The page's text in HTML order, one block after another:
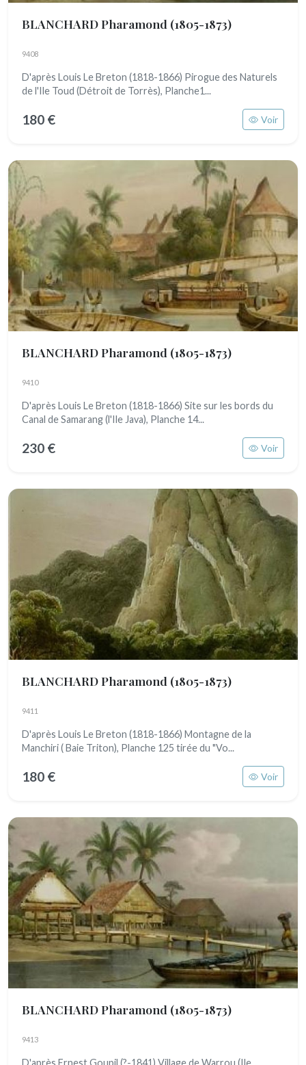
BLANCHARD Pharamond (1805-1873)
9408
D'après Louis Le Breton (1818-1866) Pirogue des Naturels
de l'Ile Toud (Détroit de Torrès), Planche1...
180 € Voir
BLANCHARD Pharamond (1805-1873)
9410
D'après Louis Le Breton (1818-1866) Site sur les bords du
Canal de Samarang (l'Ile Java), Planche 14...
230 € Voir
BLANCHARD Pharamond (1805-1873)
9411
D'après Louis Le Breton (1818-1866) Montagne de la
Manchiri ( Baie Triton), Planche 125 tirée du "Vo...
180 € Voir
BLANCHARD Pharamond (1805-1873)
9413
D'après Ernest Goupil (?-1841) Village de Warrou (Ile